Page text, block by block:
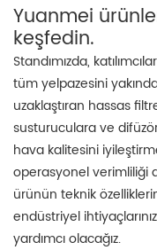
Yuanmei
keşfedin.
Standımızda,
tüm yelpazesini
uzaklaştıran hassas
susturuculara ve
hava kalitesini
operasyonel verimliliği
ürünün teknik
endüstriyel
yardımcı olacağız.